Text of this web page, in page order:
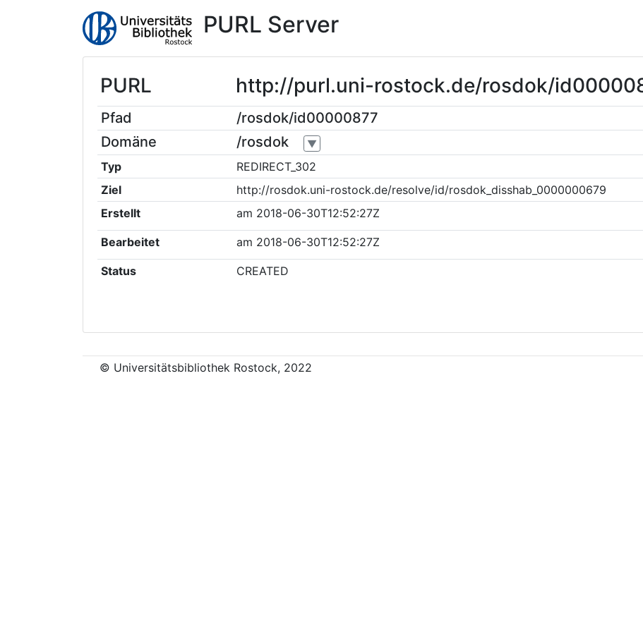
PURL Server
PURL http://purl.uni-rostock.de/rosdok/
Pfad
/rosdok/id00000877
Domäne
/rosdok ▼
Typ
REDIRECT_302
Ziel
http://rosdok.uni-rostock.de/resolve/id/rosdok_disshab_0000000679
Erstellt
am 2018-06-30T12:52:27Z
Bearbeitet am 2018-06-30T12:52:27Z
Status CREATED
© Universitätsbibliothek Rostock, 2022